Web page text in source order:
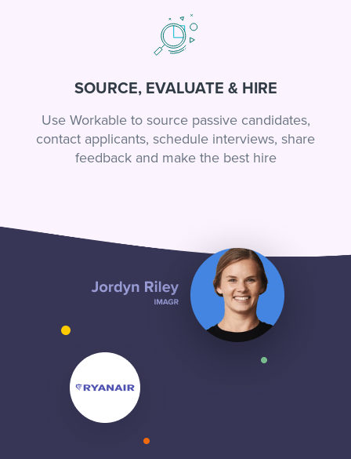
SOURCE, EVALUATE & HIRE
Use Workable to source passive candidates,
contact applicants, schedule interviews, share
feedback and make the best hire